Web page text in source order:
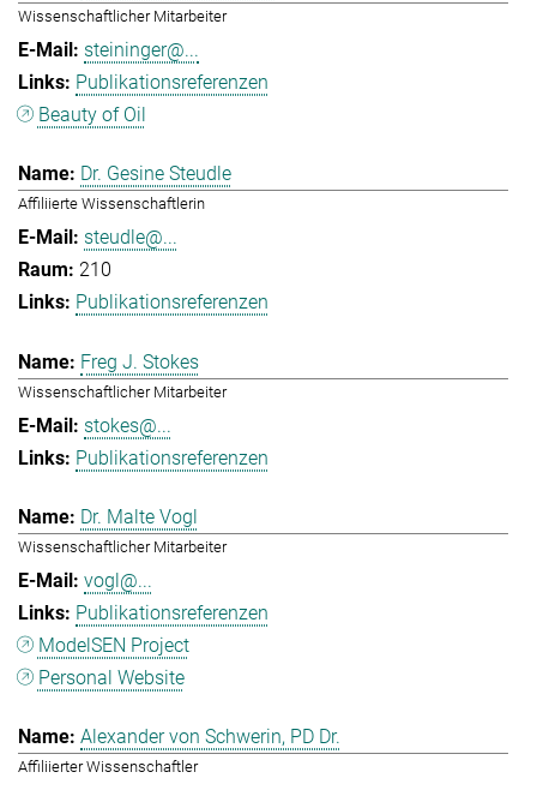
Wissenschaftlicher Mitarbeiter
steininger@...
Publikationsreferenzen
Beauty of Oil
Dr. Gesine Steudle
Affiliierte Wissenschaftlerin
steudle@...
210
Publikationsreferenzen
Freg J. Stokes
Wissenschaftlicher Mitarbeiter
stokes@...
Publikationsreferenzen
Dr. Malte Vogl
Wissenschaftlicher Mitarbeiter
vogl@...
Publikationsreferenzen
ModelSEN Project
Personal Website
Alexander von Schwerin, PD Dr.
Affiliierter Wissenschaftler